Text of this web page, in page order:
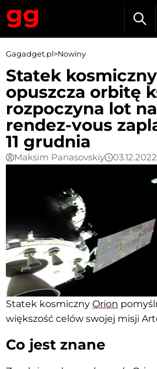
Gagadget.pl>Nowiny
Statek
opuszcza orbitę
rozpoczyna lot
rendez-vous
11 grudnia
Maksim Panasovskiy
Statek kosmiczny Orion
większość celów swojej misji
Co jest znane